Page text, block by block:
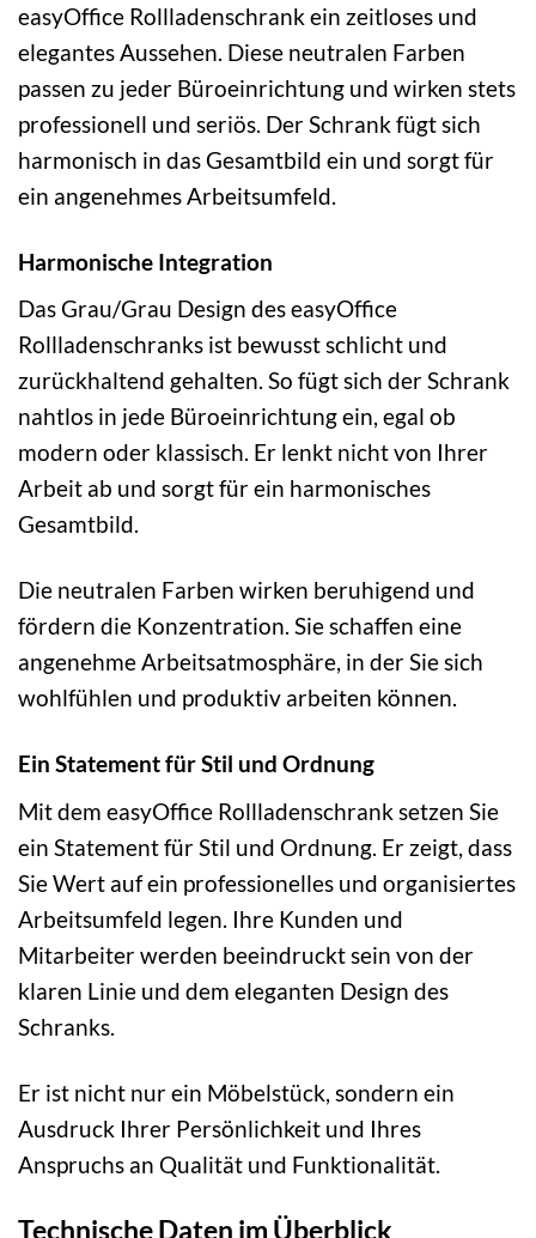
easyOffice Rollladenschrank ein zeitloses und
elegantes Aussehen. Diese neutralen Farben
passen zu jeder Büroeinrichtung und wirken stets
professionell und seriös. Der Schrank fügt sich
harmonisch in das Gesamtbild ein und sorgt für
ein angenehmes Arbeitsumfeld.
Harmonische Integration
Das Grau/Grau Design des easyOffice
Rollladenschranks ist bewusst schlicht und
zurückhaltend gehalten. So fügt sich der Schrank
nahtlos in jede Büroeinrichtung ein, egal ob
modern oder klassisch. Er lenkt nicht von Ihrer
Arbeit ab und sorgt für ein harmonisches
Gesamtbild.
Die neutralen Farben wirken beruhigend und
fördern die Konzentration. Sie schaffen eine
angenehme Arbeitsatmosphäre, in der Sie sich
wohlfühlen und produktiv arbeiten können.
Ein Statement für Stil und Ordnung
Mit dem easyOffice Rollladenschrank setzen Sie
ein Statement für Stil und Ordnung. Er zeigt, dass
Sie Wert auf ein professionelles und organisiertes
Arbeitsumfeld legen. Ihre Kunden und
Mitarbeiter werden beeindruckt sein von der
klaren Linie und dem eleganten Design des
Schranks.
Er ist nicht nur ein Möbelstück, sondern ein
Ausdruck Ihrer Persönlichkeit und Ihres
Anspruchs an Qualität und Funktionalität.
Technische Daten im Überblick